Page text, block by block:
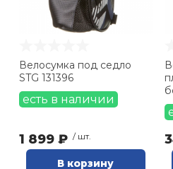
Велосумка под седло
STG 131396
есть в наличии
1 899 ₽ / шт.
В корзину